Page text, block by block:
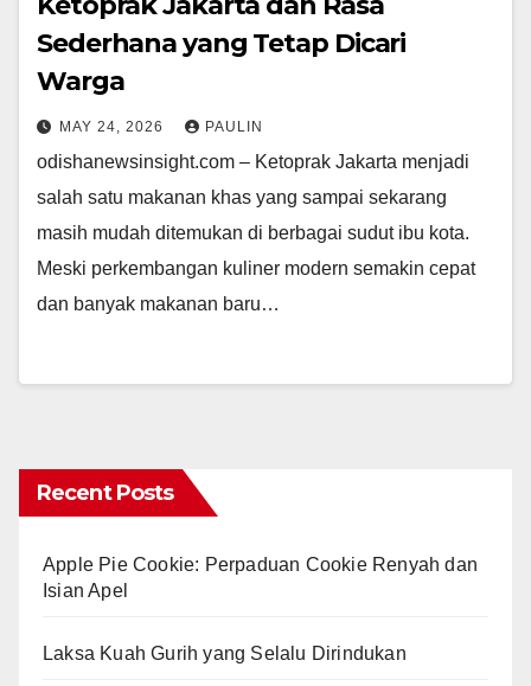
Sederhana yang Tetap Dicari
Warga
MAY 24, 2026 PAULIN
odishanewsinsight.com – Ketoprak Jakarta menjadi
salah satu makanan khas yang sampai sekarang
masih mudah ditemukan di berbagai sudut ibu kota.
Meski perkembangan kuliner modern semakin cepat
dan banyak makanan baru…
Recent Posts
Apple Pie Cookie: Perpaduan Cookie Renyah dan
Isian Apel
Laksa Kuah Gurih yang Selalu Dirindukan